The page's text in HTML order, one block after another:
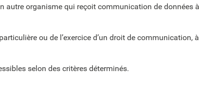
autre organisme qui reçoit communication de données
ou de l’exercice d’un droit de
selon des critères déterminés.